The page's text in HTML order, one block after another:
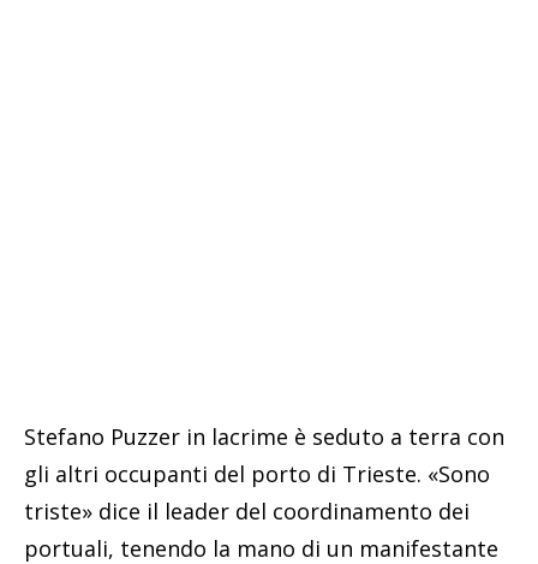
Stefano Puzzer in lacrime è seduto a terra con
gli altri occupanti del porto di Trieste. «Sono
triste» dice il leader del coordinamento dei
portuali, tenendo la mano di un manifestante